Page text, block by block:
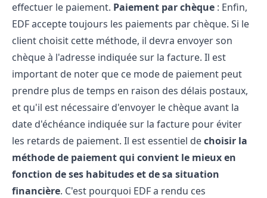
effectuer le paiement. Paiement par chèque : Enfin,
EDF accepte toujours les paiements par chèque. Si le
client choisit cette méthode, il devra envoyer son
chèque à l'adresse indiquée sur la facture. Il est
important de noter que ce mode de paiement peut
prendre plus de temps en raison des délais postaux,
et qu'il est nécessaire d'envoyer le chèque avant la
date d'échéance indiquée sur la facture pour éviter
les retards de paiement. Il est essentiel dechoisir la
méthode de paiement qui convient le mieux en
fonction de ses habitudes et de sa situation
financière. C'est pourquoi EDF a rendu ces